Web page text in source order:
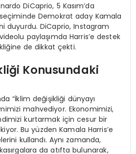
DiCaprio, 5 Kasım’da
seçiminde Demokrat aday Kamala
duyurdu. DiCaprio, Instagram
paylaşımda Harris’e destek
de dikkat çekti.
Konusundaki
“İklim değişikliği dünyayı
mahvediyor. Ekonomimizi,
kurtarmak için cesur bir
Bu yüzden Kamala Harris’e
kullandı. Aynı zamanda,
da atıfta bulunarak,